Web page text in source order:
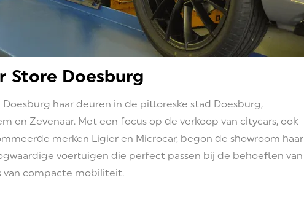
Store Doesburg
haar deuren in de pittoreske stad Doesburg,
en Zevenaar. Met een focus op de verkoop van citycars, ook
merken Ligier en Microcar, begon de showroom haar
voertuigen die perfect passen bij de behoeften van
van compacte mobiliteit.